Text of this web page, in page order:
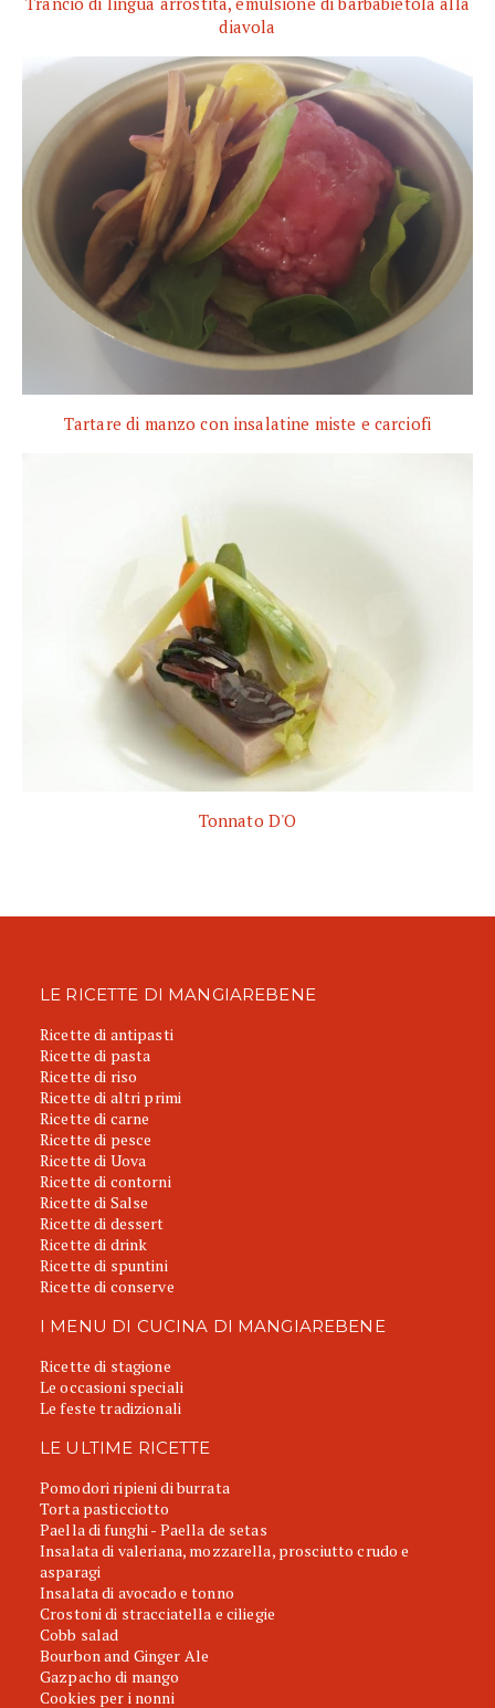
diavola
Tartare di manzo con insalatine miste e carciofi
Tonnato D'O
LE RICETTE DI MANGIAREBENE
Ricette di antipasti
Ricette di pasta
Ricette di riso
Ricette di altri primi
Ricette di carne
Ricette di pesce
Ricette di Uova
Ricette di contorni
Ricette di Salse
Ricette di dessert
Ricette di drink
Ricette di spuntini
Ricette di conserve
I MENU DI CUCINA DI MANGIAREBENE
Ricette di stagione
Le occasioni speciali
Le feste tradizionali
LE ULTIME RICETTE
Pomodori ripieni di burrata
Torta pasticciotto
Paella di funghi - Paella de setas
Insalata di valeriana, mozzarella, prosciutto crudo e
asparagi
Insalata di avocado e tonno
Crostoni di stracciatella e ciliegie
Cobb salad
Bourbon and Ginger Ale
Gazpacho di mango
Cookies per i nonni